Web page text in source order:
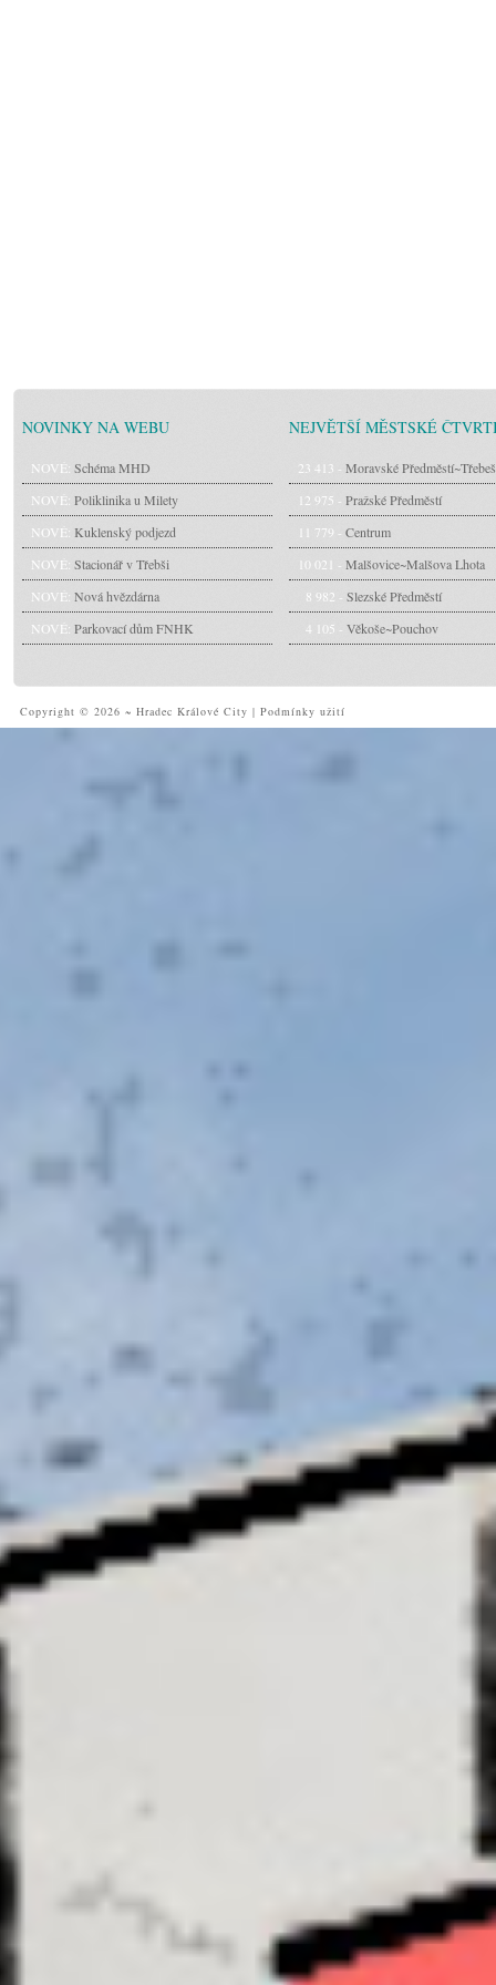
NOVINKY NA WEBU
NOVÉ: Schéma MHD
NOVÉ: Poliklinika u Milety
NOVÉ: Kuklenský podjezd
NOVÉ: Stacionář v Třebši
NOVÉ: Nová hvězdárna
NOVÉ: Parkovací dům FNHK
NEJVĚTŠÍ MĚSTSKÉ
23 413 - Moravské Předměstí~Třebeš
12 975 - Pražské Předměstí
11 779 - Centrum
10 021 - Malšovice~Malšova Lhota
8 982 - Slezské Předměstí
4 105 - Věkoše~Pouchov
Copyright © 2026 ~ Hradec Králové City | Podmínky užití